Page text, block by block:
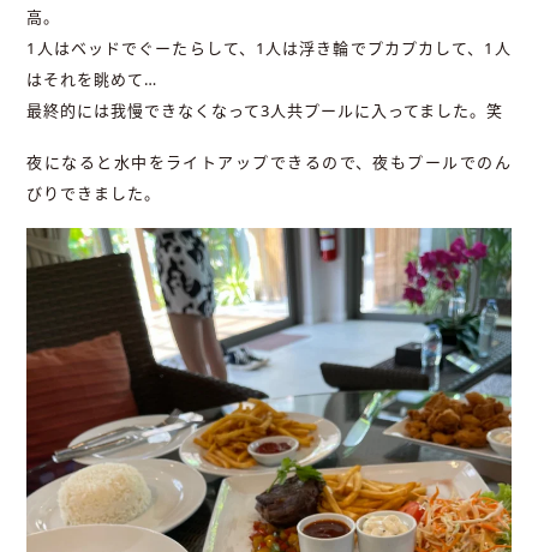
高。
1人はベッドでぐーたらして、1人は浮き輪でプカプカして、1人
はそれを眺めて…
最終的には我慢できなくなって3人共プールに入ってました。笑
夜になると水中をライトアップできるので、夜もプールでのん
びりできました。